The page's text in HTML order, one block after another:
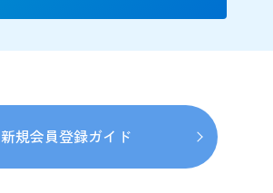
新規会員登録ガイド